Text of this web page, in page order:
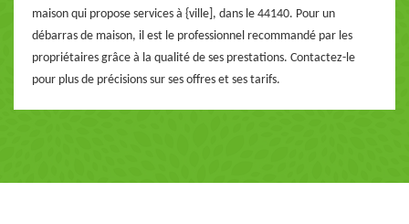
maison qui propose services à {ville], dans le 44140. Pour un
débarras de maison, il est le professionnel recommandé par les
propriétaires grâce à la qualité de ses prestations. Contactez-le
pour plus de précisions sur ses offres et ses tarifs.